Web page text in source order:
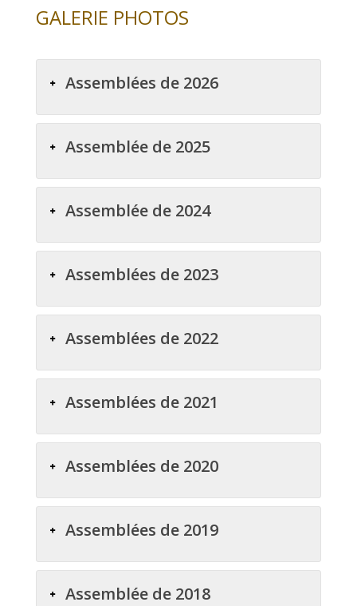
GALERIE PHOTOS
Assemblées de 2026
Assemblée de 2025
Assemblée de 2024
Assemblées de 2023
Assemblées de 2022
Assemblées de 2021
Assemblées de 2020
Assemblées de 2019
Assemblée de 2018